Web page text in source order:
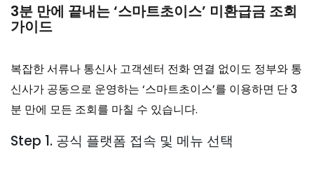
3분 만에 끝내는 ‘스마트초이스’ 미환급금 조회
가이드
복잡한 서류나 통신사 고객센터 전화 연결 없이도 정부와 통
신사가 공동으로 운영하는 ‘스마트초이스’를 이용하면 단 3
분 만에 모든 조회를 마칠 수 있습니다.
Step 1. 공식 플랫폼 접속 및 메뉴 선택